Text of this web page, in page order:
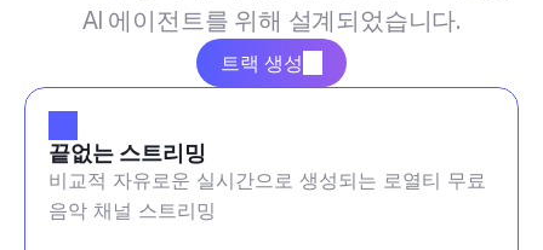
AI 에이전트를 위해 설계되었습니다.
트랙 생성
끝없는 스트리밍
비교적 자유로운 실시간으로 생성되는 로열티 무료
음악 채널 스트리밍